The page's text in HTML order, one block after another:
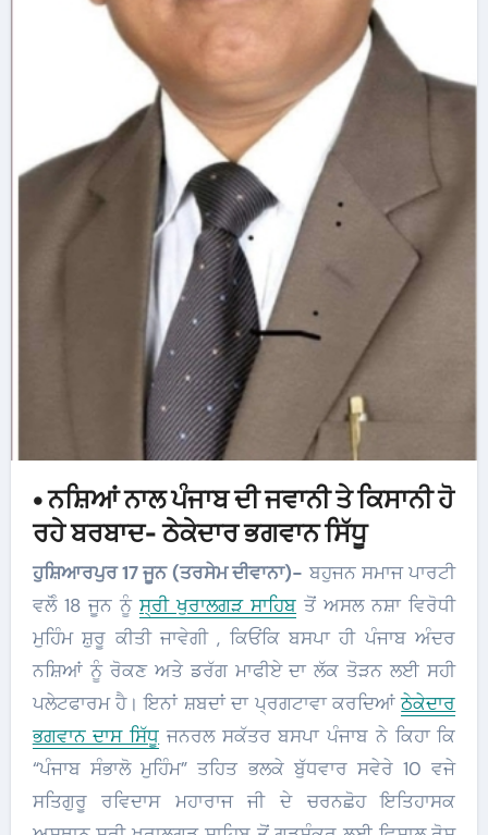
• ਨਸ਼ਿਆਂ ਨਾਲ ਪੰਜਾਬ ਦੀ ਜਵਾਨੀ ਤੇ ਕਿਸਾਨੀ ਹੋ
ਰਹੇ ਬਰਬਾਦ- ਠੇਕੇਦਾਰ ਭਗਵਾਨ ਸਿੱਧੂ
ਹੁਸ਼ਿਆਰਪੁਰ 17 ਜੂਨ (ਤਰਸੇਮ ਦੀਵਾਨਾ)- ਬਹੁਜਨ ਸਮਾਜ ਪਾਰਟੀ
ਵਲੋੰ 18 ਜੂਨ ਨੂੰਸ੍ਰੀ ਖੁਰਾਲਗੜ ਸਾਹਿਬ ਤੋਂ ਅਸਲ ਨਸ਼ਾ ਵਿਰੋਧੀ
ਮੁਹਿੰਮ ਸ਼ੁਰੂ ਕੀਤੀ ਜਾਵੇਗੀ , ਕਿਓਂਕਿ ਬਸਪਾ ਹੀ ਪੰਜਾਬ ਅੰਦਰ
ਨਸ਼ਿਆਂ ਨੂੰ ਰੋਕਣ ਅਤੇ ਡਰੱਗ ਮਾਫੀਏ ਦਾ ਲੱਕ ਤੋੜਨ ਲਈ ਸਹੀ
ਪਲੇਟਫਾਰਮ ਹੈ। ਇਨਾਂ ਸ਼ਬਦਾਂ ਦਾ ਪ੍ਰਗਟਾਵਾ ਕਰਦਿਆਂਠੇਕੇਦਾਰ
ਭਗਵਾਨ ਦਾਸ ਸਿੱਧੂ ਜਨਰਲ ਸਕੱਤਰ ਬਸਪਾ ਪੰਜਾਬ ਨੇ ਕਿਹਾ ਕਿ
“ਪੰਜਾਬ ਸੰਭਾਲੋ ਮੁਹਿੰਮ” ਤਹਿਤ ਭਲਕੇ ਬੁੱਧਵਾਰ ਸਵੇਰੇ 10 ਵਜੇ
ਸਤਿਗੁਰੂ ਰਵਿਦਾਸ ਮਹਾਰਾਜ ਜੀ ਦੇ ਚਰਨਛੋਹ ਇਤਿਹਾਸਕ